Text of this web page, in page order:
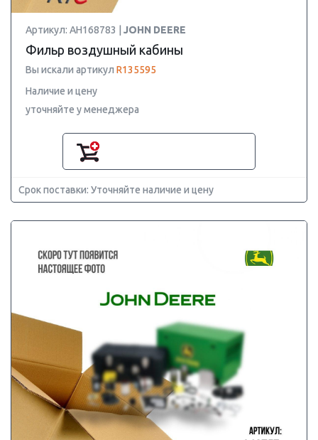
Артикул: AH168783 | JOHN DEERE
Фильр воздушный кабины
Вы искали артикул R135595
Наличие и цену
уточняйте у менеджера
Срок поставки: Уточняйте наличие и цену